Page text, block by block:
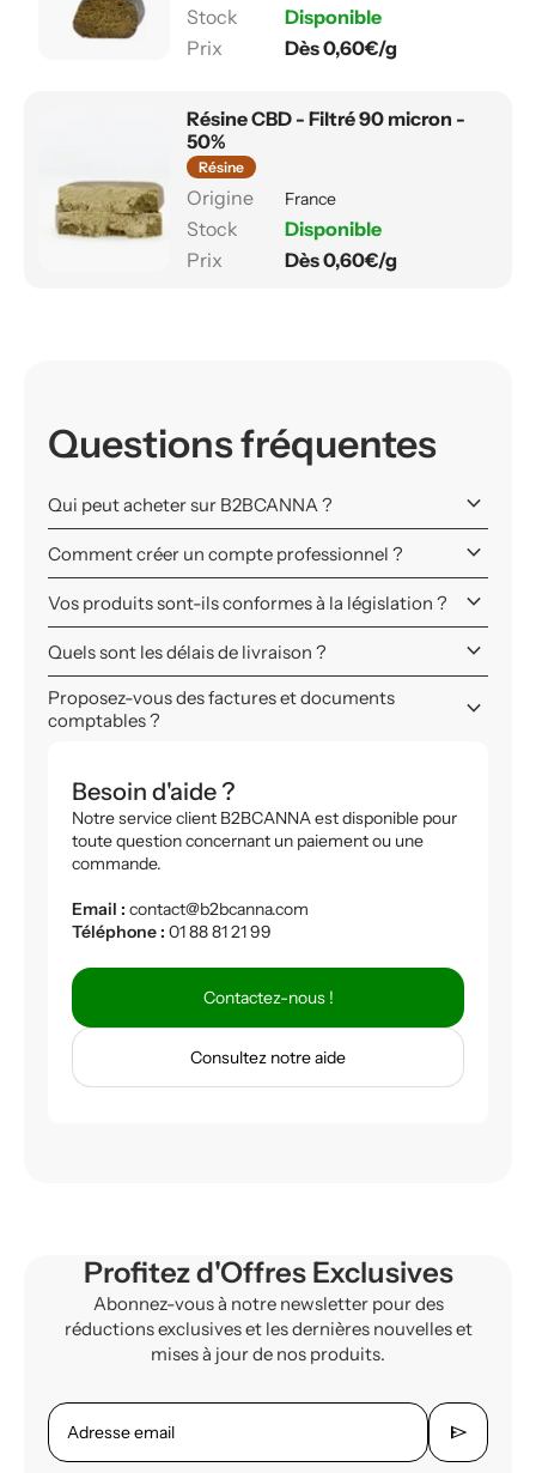
Disponible
Dès 0,60€/g
Résine CBD - Filtré 90 micron -
50%
Résine
France
Disponible
Dès 0,60€/g
Besoin d'aide ?
Notre service client B2BCANNA est disponible pour
toute question concernant un paiement ou une
commande.
Email : contact@b2bcanna.com
Téléphone : 01 88 81 21 99
Contactez-nous !
Consultez notre aide
Questions fréquentes
Qui peut acheter sur B2BCANNA ? keyboard_arrow_down
Comment créer un compte professionnel ? keyboard_arrow_down
Vos produits sont-ils conformes à la législation ? keyboard_arrow_down
Quels sont les délais de livraison ? keyboard_arrow_down
Proposez-vous des factures et documents
comptables ?
keyboard_arrow_down
Profitez d'Offres Exclusives
Abonnez-vous à notre newsletter pour des
réductions exclusives et les dernières nouvelles et
mises à jour de nos produits.
Adresse email send